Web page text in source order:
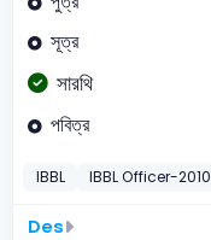
সূত্র
সারথি
পবিত্র
IBBL IBBL Officer-2010
Des